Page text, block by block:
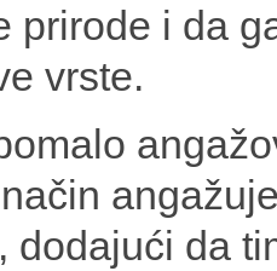
prirode i da
vrste.
dodajući da